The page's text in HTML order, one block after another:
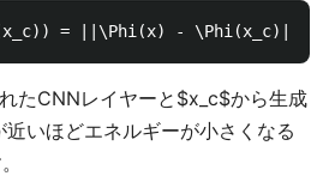
たCNNレイヤーと$x_c$から生成
いほどエネルギーが小さくなる